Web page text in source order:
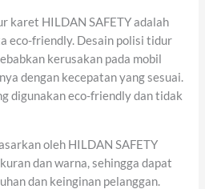
karet HILDAN SAFETY adalah
eco-friendly. Desain polisi tidur
kerusakan pada mobil
dengan kecepatan yang sesuai.
digunakan eco-friendly dan tidak
oleh HILDAN SAFETY
dan warna, sehingga dapat
dan keinginan pelanggan.